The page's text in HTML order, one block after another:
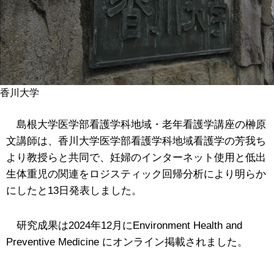
香川大学
島根大学医学部看護学科地域・老年看護学講座の榊原
文講師は、香川大学医学部看護学科地域看護学の芳我ち
より教授らと共同で、妊婦のインターネット使用と低出
生体重児の関連をロジスティック回帰分析により明らか
にしたと13日発表しました。
研究成果は2024年12月にEnvironment Health and
Preventive Medicine にオンライン掲載されました。